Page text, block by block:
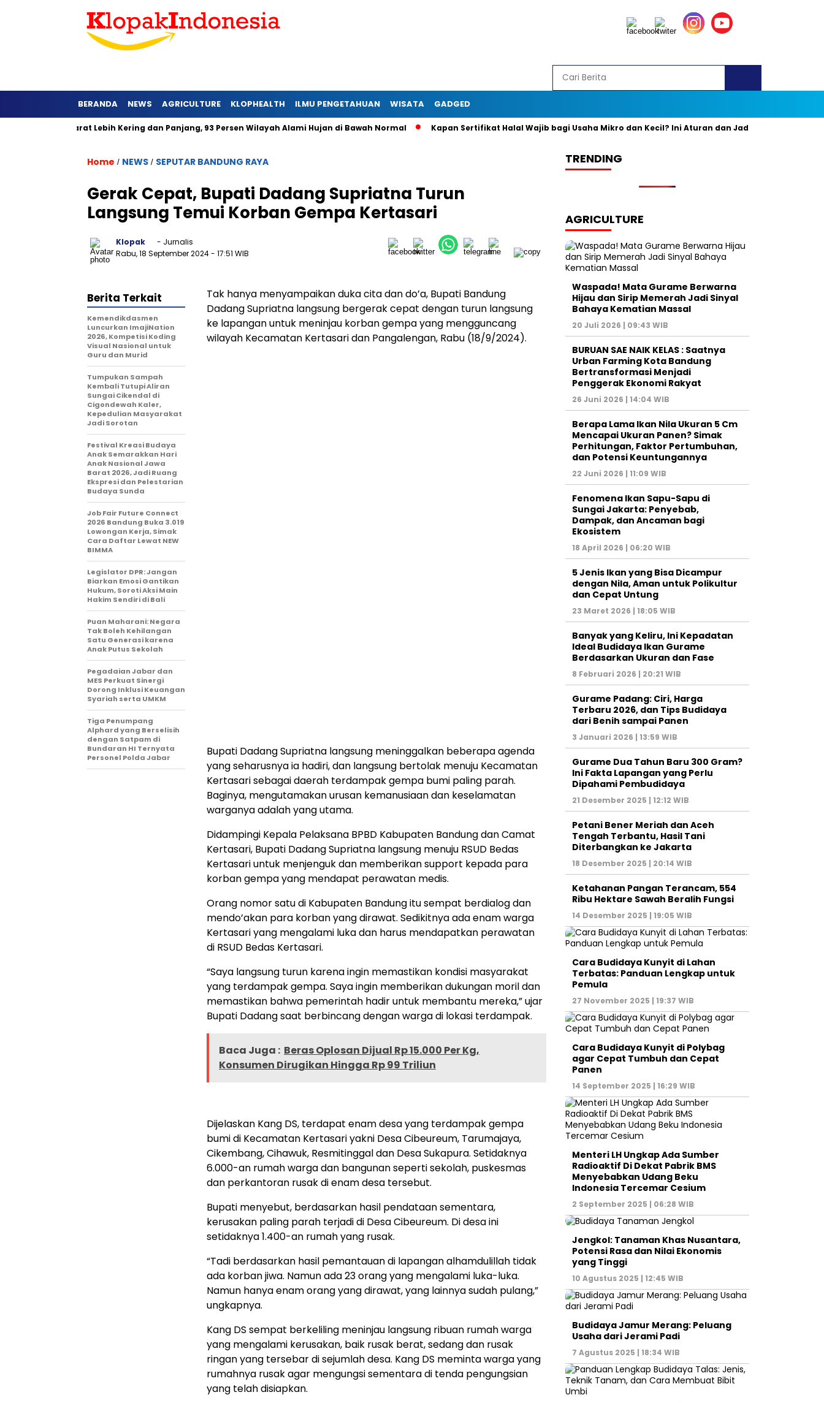
BERANDA NEWS AGRICULTURE KLOPHEALTH ILMU PENGETAHUAN WISATA GADGED
di Jawa Barat Lebih Kering dan Panjang, 93 Persen Wilayah Alami Hujan di Bawah Normal Kapan Sertifikat Halal Wajib bagi Usaha Mikro dan Kecil? Ini Aturan dan Jadwal Resminya
Home / NEWS / SEPUTAR BANDUNG RAYA
Gerak Cepat, Bupati Dadang Supriatna Turun
Langsung Temui Korban Gempa Kertasari
Klopak
- Jurnalis
Rabu, 18 September 2024- 17:51 WIB
Tak hanya menyampaikan duka cita dan do’a, Bupati Bandung
Dadang Supriatna langsung bergerak cepat dengan turun langsung
ke lapangan untuk meninjau korban gempa yang mengguncang
wilayah Kecamatan Kertasari dan Pangalengan, Rabu (18/9/2024).
Bupati Dadang Supriatna langsung meninggalkan beberapa agenda
yang seharusnya ia hadiri, dan langsung bertolak menuju Kecamatan
Kertasari sebagai daerah terdampak gempa bumi paling parah.
Baginya, mengutamakan urusan kemanusiaan dan keselamatan
warganya adalah yang utama.
Didampingi Kepala Pelaksana BPBD Kabupaten Bandung dan Camat
Kertasari, Bupati Dadang Supriatna langsung menuju RSUD Bedas
Kertasari untuk menjenguk dan memberikan support kepada para
korban gempa yang mendapat perawatan medis.
Orang nomor satu di Kabupaten Bandung itu sempat berdialog dan
mendo’akan para korban yang dirawat. Sedikitnya ada enam warga
Kertasari yang mengalami luka dan harus mendapatkan perawatan
di RSUD Bedas Kertasari.
“Saya langsung turun karena ingin memastikan kondisi masyarakat
yang terdampak gempa. Saya ingin memberikan dukungan moril dan
memastikan bahwa pemerintah hadir untuk membantu mereka,” ujar
Bupati Dadang saat berbincang dengan warga di lokasi terdampak.
Baca Juga : Beras Oplosan Dijual Rp 15.000 Per Kg,
Konsumen Dirugikan Hingga Rp 99 Triliun
Dijelaskan Kang DS, terdapat enam desa yang terdampak gempa
bumi di Kecamatan Kertasari yakni Desa Cibeureum, Tarumajaya,
Cikembang, Cihawuk, Resmitinggal dan Desa Sukapura. Setidaknya
6.000-an rumah warga dan bangunan seperti sekolah, puskesmas
dan perkantoran rusak di enam desa tersebut.
Bupati menyebut, berdasarkan hasil pendataan sementara,
kerusakan paling parah terjadi di Desa Cibeureum. Di desa ini
setidaknya 1.400-an rumah yang rusak.
“Tadi berdasarkan hasil pemantauan di lapangan alhamdulillah tidak
ada korban jiwa. Namun ada 23 orang yang mengalami luka-luka.
Namun hanya enam orang yang dirawat, yang lainnya sudah pulang,”
ungkapnya.
Kang DS sempat berkeliling meninjau langsung ribuan rumah warga
yang mengalami kerusakan, baik rusak berat, sedang dan rusak
ringan yang tersebar di sejumlah desa. Kang DS meminta warga yang
rumahnya rusak agar mengungsi sementara di tenda pengungsian
yang telah disiapkan.
Berita Terkait
Kemendikdasmen
Luncurkan ImajiNation
2026, Kompetisi Koding
Visual Nasional untuk
Guru dan Murid
Tumpukan Sampah
Kembali Tutupi Aliran
Sungai Cikendal di
Cigondewah Kaler,
Kepedulian Masyarakat
Jadi Sorotan
Festival Kreasi Budaya
Anak Semarakkan Hari
Anak Nasional Jawa
Barat 2026, Jadi Ruang
Ekspresi dan Pelestarian
Budaya Sunda
Job Fair Future Connect
2026 Bandung Buka 3.019
Lowongan Kerja, Simak
Cara Daftar Lewat NEW
BIMMA
Legislator DPR: Jangan
Biarkan Emosi Gantikan
Hukum, Soroti Aksi Main
Hakim Sendiri di Bali
Puan Maharani: Negara
Tak Boleh Kehilangan
Satu Generasi karena
Anak Putus Sekolah
Pegadaian Jabar dan
MES Perkuat Sinergi
Dorong Inklusi Keuangan
Syariah serta UMKM
Tiga Penumpang
Alphard yang Berselisih
dengan Satpam di
Bundaran HI Ternyata
Personel Polda Jabar
TRENDING
AGRICULTURE
Waspada! Mata Gurame Berwarna
Hijau dan Sirip Memerah Jadi Sinyal
Bahaya Kematian Massal
20 Juli 2026 | 09:43 WIB
BURUAN SAE NAIK KELAS : Saatnya
Urban Farming Kota Bandung
Bertransformasi Menjadi
Penggerak Ekonomi Rakyat
26 Juni 2026 | 14:04 WIB
Berapa Lama Ikan Nila Ukuran 5 Cm
Mencapai Ukuran Panen? Simak
Perhitungan, Faktor Pertumbuhan,
dan Potensi Keuntungannya
22 Juni 2026 | 11:09 WIB
Fenomena Ikan Sapu-Sapu di
Sungai Jakarta: Penyebab,
Dampak, dan Ancaman bagi
Ekosistem
18 April 2026 | 06:20 WIB
5 Jenis Ikan yang Bisa Dicampur
dengan Nila, Aman untuk Polikultur
dan Cepat Untung
23 Maret 2026 | 18:05 WIB
Banyak yang Keliru, Ini Kepadatan
Ideal Budidaya Ikan Gurame
Berdasarkan Ukuran dan Fase
8 Februari 2026 | 20:21 WIB
Gurame Padang: Ciri, Harga
Terbaru 2026, dan Tips Budidaya
dari Benih sampai Panen
3 Januari 2026 | 13:59 WIB
Gurame Dua Tahun Baru 300 Gram?
Ini Fakta Lapangan yang Perlu
Dipahami Pembudidaya
21 Desember 2025 | 12:12 WIB
Petani Bener Meriah dan Aceh
Tengah Terbantu, Hasil Tani
Diterbangkan ke Jakarta
18 Desember 2025 | 20:14 WIB
Ketahanan Pangan Terancam, 554
Ribu Hektare Sawah Beralih Fungsi
14 Desember 2025 | 19:05 WIB
Cara Budidaya Kunyit di Lahan
Terbatas: Panduan Lengkap untuk
Pemula
27 November 2025 | 19:37 WIB
Cara Budidaya Kunyit di Polybag
agar Cepat Tumbuh dan Cepat
Panen
14 September 2025 | 16:29 WIB
Menteri LH Ungkap Ada Sumber
Radioaktif Di Dekat Pabrik BMS
Menyebabkan Udang Beku
Indonesia Tercemar Cesium
2 September 2025 | 06:28 WIB
Jengkol: Tanaman Khas Nusantara,
Potensi Rasa dan Nilai Ekonomis
yang Tinggi
10 Agustus 2025 | 12:45 WIB
Budidaya Jamur Merang: Peluang
Usaha dari Jerami Padi
7 Agustus 2025 | 18:34 WIB